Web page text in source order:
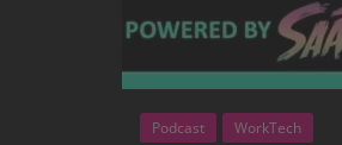
Podcast WorkTech